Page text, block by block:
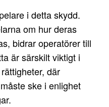
i detta skydd.
om hur deras
bidrar operatörer till
är särskilt viktigt i
där
ske i enlighet